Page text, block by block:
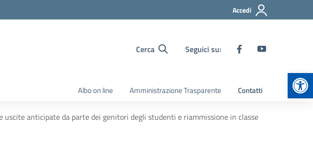
Accedi
Cerca Seguici su:
Albo on line Amministrazione Trasparente Contatti
anticipate da parte dei genitori degli studenti e riammissione in classe